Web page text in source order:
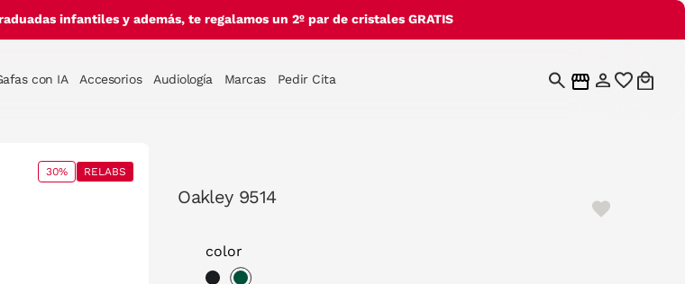
infantiles y además, te regalamos un 2º par de cristales GRATIS
con IA Accesorios Audiología Marcas Pedir Cita
30% RELABS
Oakley 9514
color